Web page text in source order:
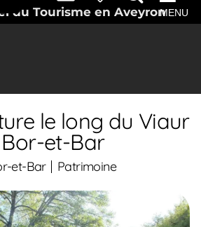
du Tourisme en AveyronMENU
le long du Viaur
et-Bar
et-Bar Patrimoine